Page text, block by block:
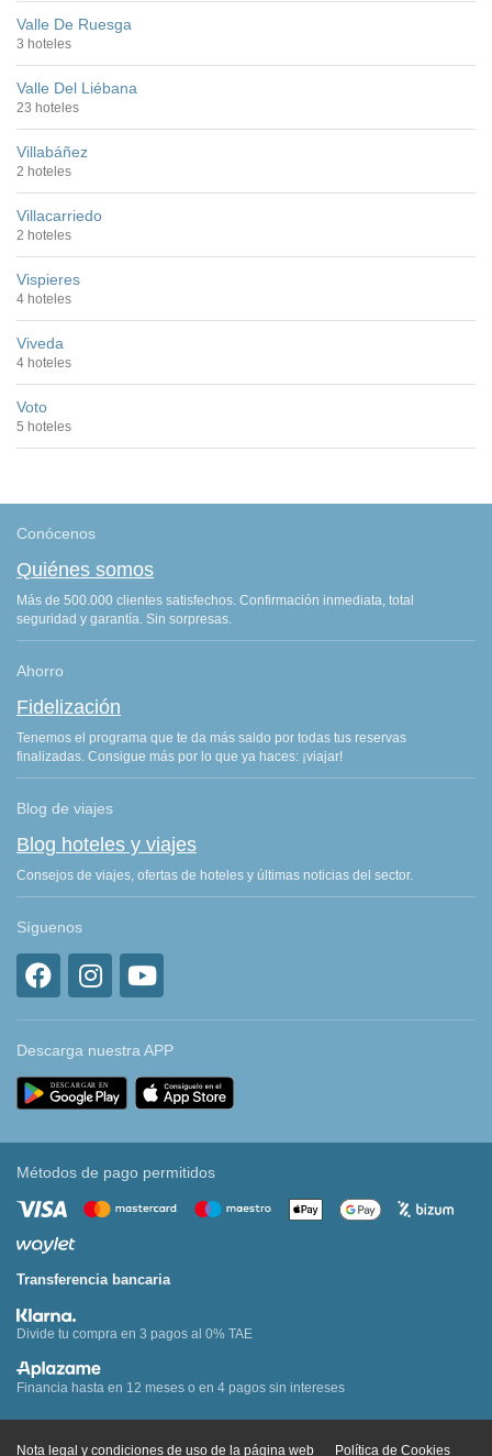
Valle De Ruesga
3 hoteles
Valle Del Liébana
23 hoteles
Villabáñez
2 hoteles
Villacarriedo
2 hoteles
Vispieres
4 hoteles
Viveda
4 hoteles
Voto
5 hoteles
Conócenos
Quiénes somos
Más de 500.000 clientes satisfechos. Confirmación inmediata, total
seguridad y garantía. Sin sorpresas.
Ahorro
Fidelización
Tenemos el programa que te da más saldo por todas tus reservas
finalizadas. Consigue más por lo que ya haces: ¡viajar!
Blog de viajes
Blog hoteles y viajes
Consejos de viajes, ofertas de hoteles y últimas noticias del sector.
Síguenos
Descarga nuestra APP
Métodos de pago permitidos
Transferencia bancaria
Divide tu compra en 3 pagos al 0% TAE
Financia hasta en 12 meses o en 4 pagos sin intereses
Nota legal y condiciones de uso de la página web Política de Cookies